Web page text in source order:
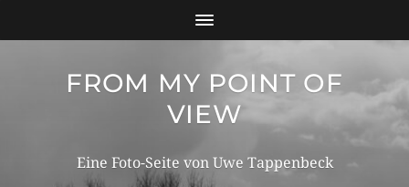
FROM MY POINT OF
VIEW
Eine Foto-Seite von Uwe Tappenbeck